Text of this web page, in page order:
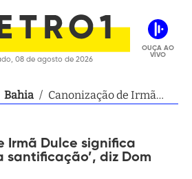
08 de agosto de 2026
OUÇA AO
VIVO
Bahia / Canonização de Irmã
diz Dom Murilo Krieger
Irmã Dulce significa
santificação’, diz Dom